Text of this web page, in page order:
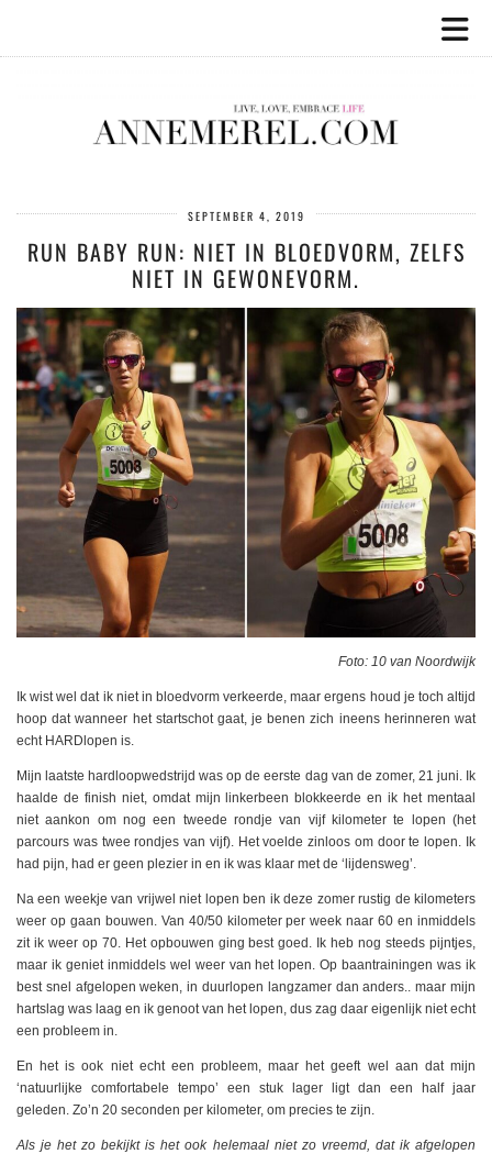
SEPTEMBER 4, 2019
RUN BABY RUN: NIET IN BLOEDVORM, ZELFS
NIET IN GEWONEVORM.
Foto: 10 van Noordwijk
Ik wist wel dat ik niet in bloedvorm verkeerde, maar ergens houd je toch altijd
hoop dat wanneer het startschot gaat, je benen zich ineens herinneren wat
echt HARDlopen is.
Mijn laatste hardloopwedstrijd was op de eerste dag van de zomer, 21 juni. Ik
haalde de finish niet, omdat mijn linkerbeen blokkeerde en ik het mentaal
niet aankon om nog een tweede rondje van vijf kilometer te lopen (het
parcours was twee rondjes van vijf). Het voelde zinloos om door te lopen. Ik
had pijn, had er geen plezier in en ik was klaar met de ‘lijdensweg’.
Na een weekje van vrijwel niet lopen ben ik deze zomer rustig de kilometers
weer op gaan bouwen. Van 40/50 kilometer per week naar 60 en inmiddels
zit ik weer op 70. Het opbouwen ging best goed. Ik heb nog steeds pijntjes,
maar ik geniet inmiddels wel weer van het lopen. Op baantrainingen was ik
best snel afgelopen weken, in duurlopen langzamer dan anders.. maar mijn
hartslag was laag en ik genoot van het lopen, dus zag daar eigenlijk niet echt
een probleem in.
En het is ook niet echt een probleem, maar het geeft wel aan dat mijn
‘natuurlijke comfortabele tempo’ een stuk lager ligt dan een half jaar
geleden. Zo’n 20 seconden per kilometer, om precies te zijn.
Als je het zo bekijkt is het ook helemaal niet zo vreemd, dat ik afgelopen